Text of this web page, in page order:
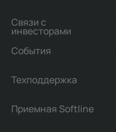
Связи с
инвесторами
События
Техподдержка
Приемная Softline